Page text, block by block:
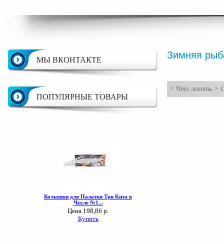
МЫ ВКОНТАКТЕ
ПОПУЛЯРНЫЕ ТОВАРЫ
Зимняя
> Что ловить >